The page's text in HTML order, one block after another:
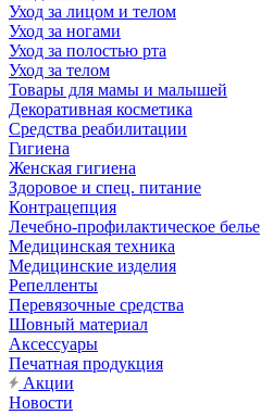
Уход за лицом и телом
Уход за ногами
Уход за полостью рта
Уход за телом
Товары для мамы и малышей
Декоративная косметика
Средства реабилитации
Гигиена
Женская гигиена
Здоровое и спец. питание
Контрацепция
Лечебно-профилактическое белье
Медицинская техника
Медицинские изделия
Репелленты
Перевязочные средства
Шовный материал
Аксессуары
Печатная продукция
Акции
Новости